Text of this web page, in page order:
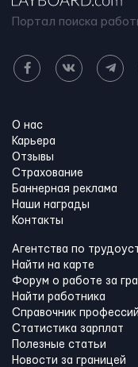
Портал поиска
О нас
Карьера
Отзывы
Страхование
Баннерная реклама
Наши награды
Контакты
Агентства по
Найти на карте
Форум о работе за
Найти работника
Справочник профессий
Статистика зарплат
Полезные статьи
Новости за границей